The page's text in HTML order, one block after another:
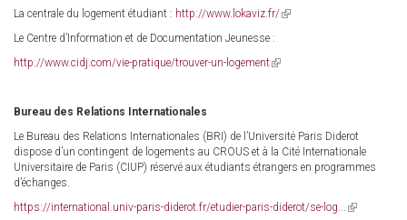
La centrale du logement étudiant : http://www.lokaviz.fr/(link
Le Centre d’Information et de Documentation Jeunesse :
http://www.cidj.com/vie-pratique/trouver-un-logement(link
Bureau des Relations Internationales
Le Bureau des Relations Internationales (BRI) de l’Université Paris Diderot
dispose d’un contingent de logements au CROUS et à la Cité Internationale
Universitaire de Paris (CIUP) réservé aux étudiants étrangers en programmes
d’échanges.
https://international.univ-paris-diderot.fr/etudier-paris-diderot/se-log... (link